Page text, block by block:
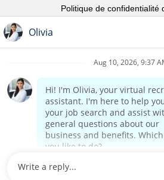
Politique de confidentialité
Page d'accueil du site de